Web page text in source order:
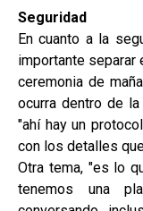
Seguridad
En cuanto a la
importante separar
ceremonia de
ocurra dentro de
"ahí hay un
con los detalles
Otra tema, "es lo
tenemos una